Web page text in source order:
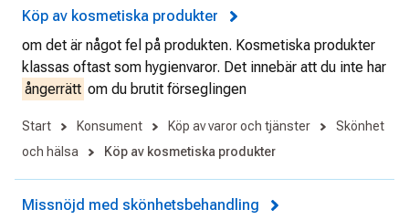
Köp av kosmetiska produkter
om det är något fel på produkten. Kosmetiska produkter
klassas oftast som hygienvaror. Det innebär att du inte har
ångerrätt om du brutit förseglingen
Start Konsument Köp av varor och tjänster
Skönhet
och hälsa
Köp av kosmetiska produkter
Missnöjd med skönhetsbehandling